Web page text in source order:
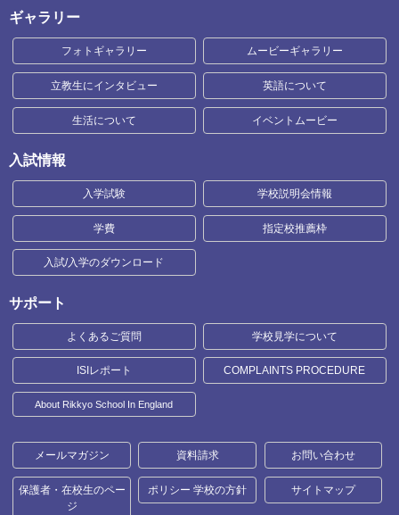
ギャラリー
フォトギャラリー ムービーギャラリー
立教生にインタビュー 英語について
生活について イベントムービー
入試情報
入学試験 学校説明会情報
学費 指定校推薦枠
入試/入学のダウンロード
サポート
よくあるご質問 学校見学について
ISIレポート COMPLAINTS PROCEDURE
About Rikkyo School In England
メールマガジン 資料請求 お問い合わせ
保護者・在校生のペー
ジ
ポリシー 学校の方針 サイトマップ